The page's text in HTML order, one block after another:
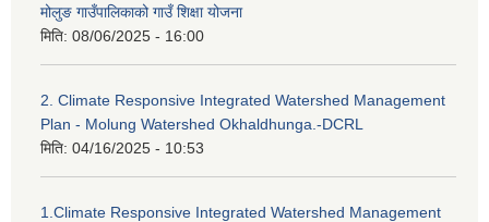
मोलुङ गाउँपालिकाको गाउँ शिक्षा योजना
मिति: 08/06/2025 - 16:00
2. Climate Responsive Integrated Watershed Management
Plan - Molung Watershed Okhaldhunga.-DCRL
मिति: 04/16/2025 - 10:53
1.Climate Responsive Integrated Watershed Management